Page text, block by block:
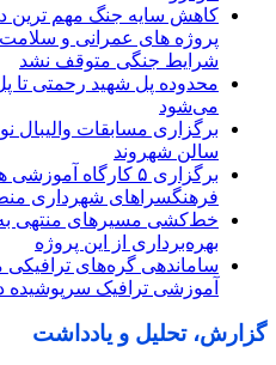
کاهش سایه جنگ مهم ‌ترین
پروژه ‌های عمرانی و
شرایط جنگی متوقف نشد
محدوده پل شهید رحمتی تا
می‌شود
برگزاری مسابقات والیبال
سالن شهروند
برگزاری ۵ کارگاه
فرهنگسراهای شهرداری منطقه ۴
خط‌کشی مسیرهای منتهی به
بهره‌برداری از این پروژه
آموزشی ترافیک سرپوشیده
گزارش، تحلیل و یادداشت